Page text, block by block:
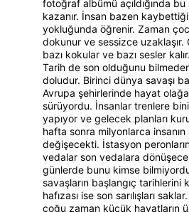
fotoğraf albümü açıldığında bu
kazanır. İnsan bazen
yokluğunda öğrenir. Zaman
dokunur ve sessizce uzaklaşır.
bazı kokular ve bazı sesler kalır.
Tarih de son olduğunu
doludur. Birinci dünya savaşı
Avrupa şehirlerinde hayat
sürüyordu. İnsanlar trenlere
yapıyor ve gelecek planları
hafta sonra milyonlarca
değişecekti. İstasyon
vedalar son vedalara
günlerde bunu kimse
savaşların başlangıç tarihlerini
hafızası ise son sarılışları
çoğu zaman küçük hayatların